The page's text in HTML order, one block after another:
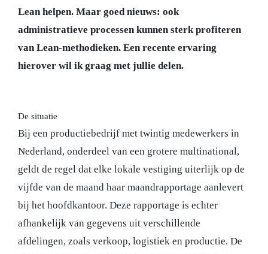
Lean helpen. Maar goed nieuws: ook
administratieve processen kunnen sterk profiteren
van Lean-methodieken. Een recente ervaring
hierover wil ik graag met jullie delen.
De situatie
Bij een productiebedrijf met twintig medewerkers in
Nederland, onderdeel van een grotere multinational,
geldt de regel dat elke lokale vestiging uiterlijk op de
vijfde van de maand haar maandrapportage aanlevert
bij het hoofdkantoor. Deze rapportage is echter
afhankelijk van gegevens uit verschillende
afdelingen, zoals verkoop, logistiek en productie. De